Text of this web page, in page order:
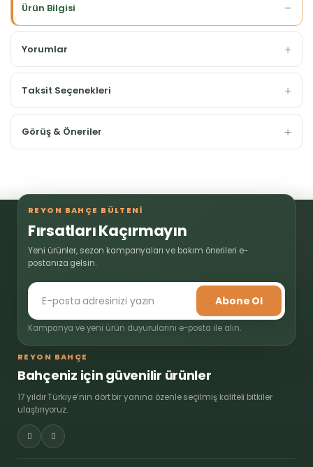
Ürün Bilgisi
Yorumlar
Taksit Seçenekleri
Görüş & Öneriler
REYON BAHÇE BÜLTENİ
Fırsatları Kaçırmayın
Yeni ürünler, sezon kampanyaları ve bakım önerileri e-
postanıza gelsin.
Abone Ol
Kampanya ve yeni ürün duyurularını e-posta ile alın.
REYON BAHÇE
Bahçeniz için güvenilir ürünler
17 yıldır Türkiye’nin dört bir yanına özenle seçilmiş kaliteli bitkiler
ulaştırıyoruz.